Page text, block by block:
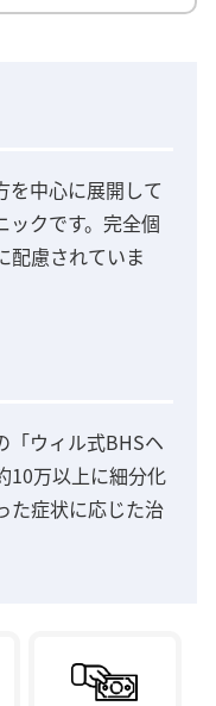
を中心に展開して
ックです。完全個
配慮されていま
「ウィル式BHSヘ
10万以上に細分化
た症状に応じた治